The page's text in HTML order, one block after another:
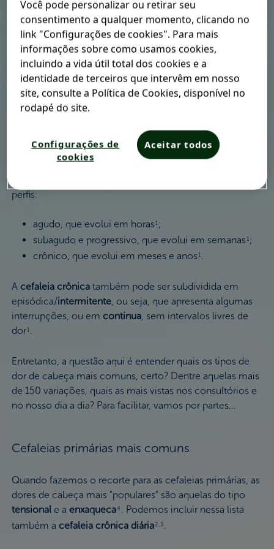
dor de cabeça
Você sabia que existemmais de 150 tipos de dores de
cabeçadiferentes por aí ? É cefaleia que não acaba mais!
Tudo isso está dividido em dois grandes grupos: o das
cefaleias primárias
Ainda há mais uma classificação importante: de acordo
perfis:
agudo, que evolui em horas1 ;
subagudo e progressivo, que evolui em semanas1 ;
crônico, que evolui em meses e anos1 .
A cefaleia crônicatambém pode ser subdividida em
episódica/intermitente, ou seja, que apresenta algumas
interrupções, ou em contínua, sem intervalos livres de
dor1 .
Entretanto, a questão aqui é entender quais os tipos de
dor de cabeça mais comuns, certo? Dentre aquelas mais
de 150 variações, quais as mais vistas nos consultórios e
no nosso dia a dia? Para facilitar, vamos por partes…
Cefaleias primárias mais comuns
Quando fazemos o recorte para as cefaleias primárias, as
dores de cabeça mais "populares" são aquelas do tipo
tensional e a enxaqueca4 . Podemos incluir nessa lista
também a cefaleia crônica diária2,3.
Você pode personalizar ou retirar seu
consentimento a qualquer momento, clicando no
link "Configurações de cookies". Para mais
informações sobre como usamos cookies,
incluindo a vida útil total dos cookies e a
identidade de terceiros que intervêm em nosso
site, consulte a Política de Cookies, disponível no
rodapé do site.
Configurações de
cookies
Aceitar todos